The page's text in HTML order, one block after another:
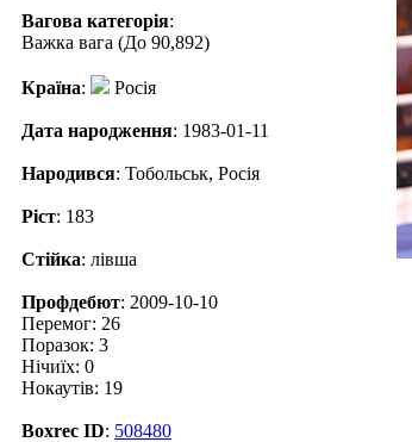
Вагова категорія:
Важка вага (До 90,892)
Країна: Росія
Дата народження: 1983-01-11
Народився: Тобольськ, Росія
Ріст: 183
Стійка: лівша
Профдебют: 2009-10-10
Перемог: 26
Поразок: 3
Нічиїх: 0
Нокаутів: 19
Boxrec ID: 508480